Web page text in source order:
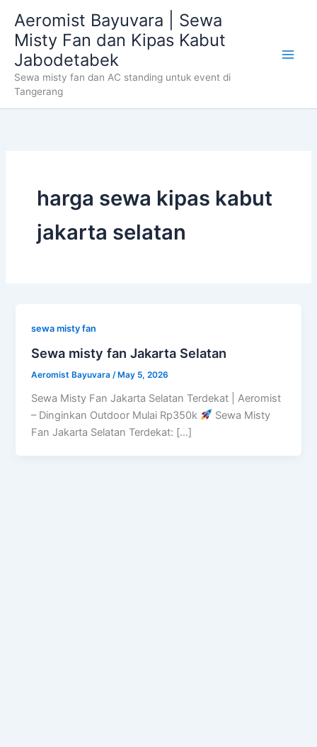
content
Aeromist Bayuvara | Sewa
Misty Fan dan Kipas Kabut
Jabodetabek
Sewa misty fan dan AC standing untuk event di
Tangerang
harga sewa kipas kabut
jakarta selatan
sewa misty fan
Sewa misty fan Jakarta Selatan
Aeromist Bayuvara /May 5, 2026
Sewa Misty Fan Jakarta Selatan Terdekat | Aeromist
– Dinginkan Outdoor Mulai Rp350k
Sewa Misty
Fan Jakarta Selatan Terdekat: […]